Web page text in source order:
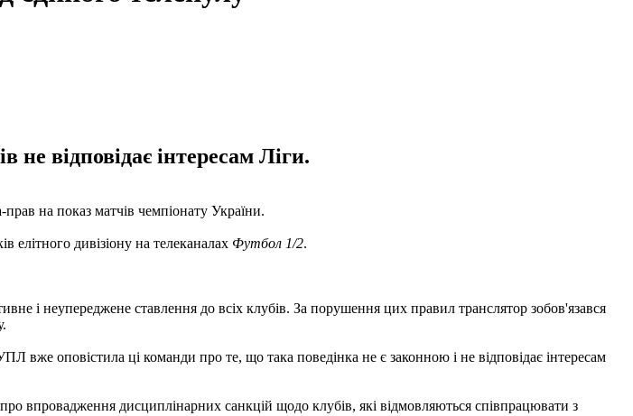
відповідає інтересам Ліги.
на показ матчів чемпіонату України.
елітного дивізіону на телеканалах Футбол 1/2.
і неупереджене ставлення до всіх клубів. За порушення цих правил транслятор зобов'язався
вже оповістила ці команди про те, що така поведінка не є законною і не відповідає інтересам
впровадження дисциплінарних санкцій щодо клубів, які відмовляються співпрацювати з